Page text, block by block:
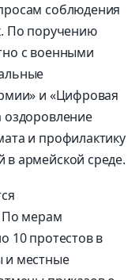
соблюдения
По поручению
с военными
и «Цифровая
оздоровление
и профилактику
армейской среде.
По мерам
10 протестов в
и местные